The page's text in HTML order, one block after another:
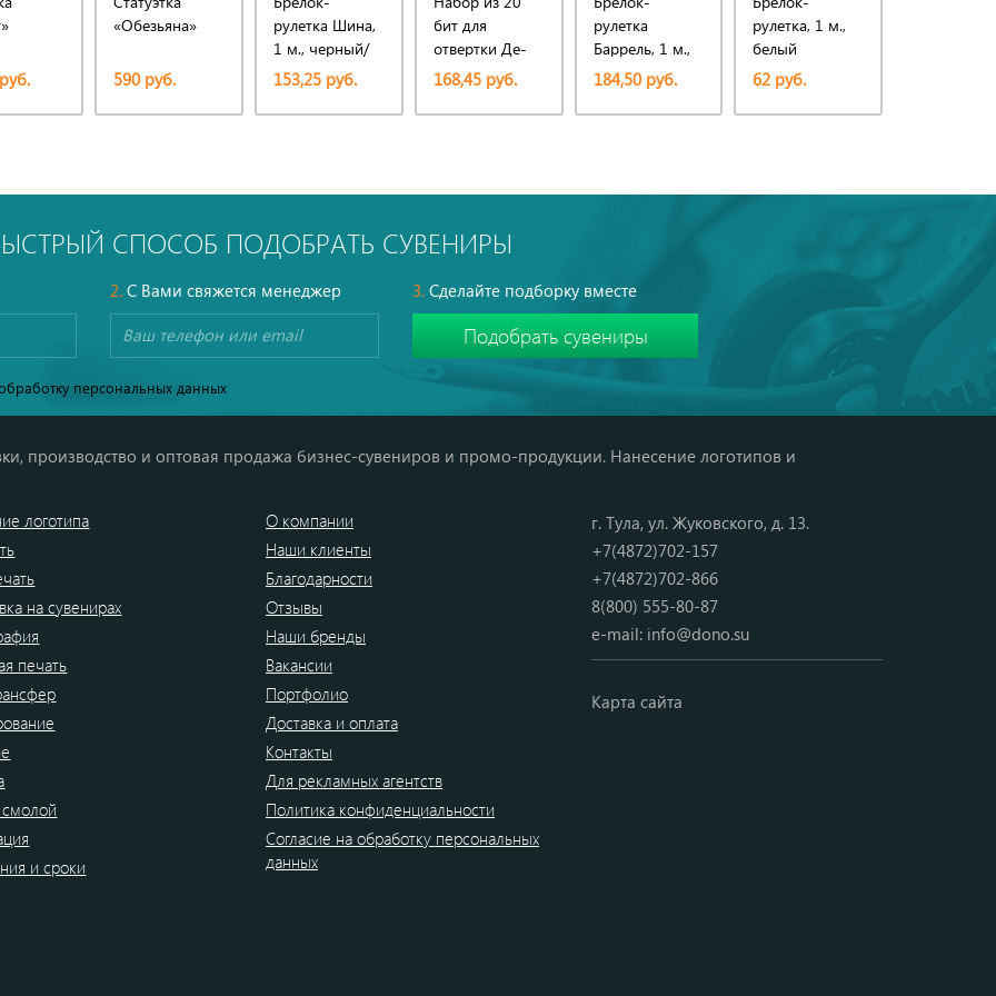
«Обезьяна»
590 руб.
рулетка Шина,
1 м., черный/
серебристый
153,25 руб.
бит для
отвертки Де-
витт, синий/
черный
168,45 руб.
рулетка
Баррель, 1 м.,
серебристый
184,50 руб.
рулетка, 1 м.,
белый
62 руб.
СПОСОБ ПОДОБРАТЬ СУВЕНИРЫ
2.С Вами свяжется менеджер 3. Сделайте подборку вместе
персональных данных
производство и оптовая продажа бизнес-сувениров и промо-продукции. Нанесение логотипов и
логотипа
на сувенирах
печать
смолой
и сроки
О компании
Наши клиенты
Благодарности
Отзывы
Наши бренды
Вакансии
Портфолио
Доставка и оплата
Контакты
Для рекламных агентств
Политика конфиденциальности
Согласие на обработку персональных
данных
г. Тула, ул. Жуковского, д. 13.
+7(4872)702-157
+7(4872)702-866
8(800) 555-80-87
e-mail: info@dono.su
Карта сайта